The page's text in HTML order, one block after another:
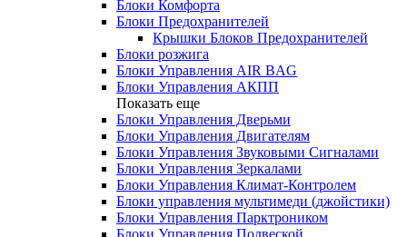
Блоки Комфорта
Блоки Предохранителей
Крышки Блоков Предохранителей
Блоки розжига
Блоки Управления AIR BAG
Блоки Управления АКПП
Показать еще
Блоки Управления Дверьми
Блоки Управления Двигателям
Блоки Управления Звуковыми Сигналами
Блоки Управления Зеркалами
Блоки Управления Климат-Контролем
Блоки управления мультимеди (джойстики)
Блоки Управления Парктроником
Блоки Управления Подвеской